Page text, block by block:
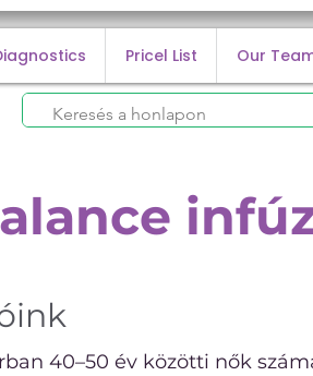
Pricel List Our
40–50 év közötti nők